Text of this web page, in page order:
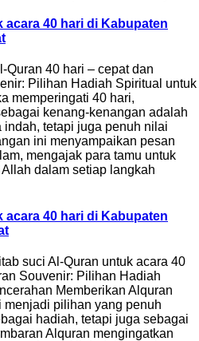
acara 40 hari di Kabupaten
Quran 40 hari – cepat dan
Pilihan Hadiah Spiritual untuk
memperingati 40 hari,
kenang-kenangan adalah
indah, tetapi juga penuh nilai
ini menyampaikan pesan
mengajak para tamu untuk
dalam setiap langkah
acara 40 hari di Kabupaten
suci Al-Quran untuk acara 40
Souvenir: Pilihan Hadiah
Memberikan Alquran
menjadi pilihan yang penuh
hadiah, tetapi juga sebagai
Alquran mengingatkan